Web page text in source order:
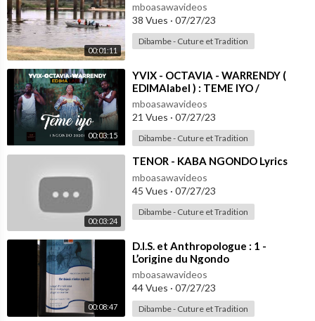
00:01:11
mboasawavideos
38 Vues · 07/27/23
Dibambe - Cuture et Tradition
00:03:15
⁣YVIX - OCTAVIA - WARRENDY (
EDIMAlabel ) : TEME IYO /
NGONDO. sortie officielle le 06
Déc 2020
mboasawavideos
21 Vues · 07/27/23
Dibambe - Cuture et Tradition
00:03:24
⁣TENOR - KABA NGONDO Lyrics
mboasawavideos
45 Vues · 07/27/23
Dibambe - Cuture et Tradition
00:08:47
⁣D.I.S. et Anthropologue : 1 -
L’origine du Ngondo
mboasawavideos
44 Vues · 07/27/23
Dibambe - Cuture et Tradition